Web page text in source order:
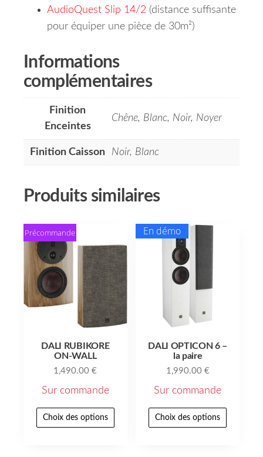
AudioQuest Slip 14/2 (distance suffisante
pour équiper une pièce de 30m²)
Informations
complémentaires
Finition
Enceintes
Chêne, Blanc, Noir, Noyer
Finition Caisson Noir, Blanc
Produits similaires
Précommande
DALI RUBIKORE
ON-WALL
1,490.00€
Sur commande
Choix des options
En démo
DALI OPTICON 6 –
la paire
1,990.00 €
Sur commande
Choix des options